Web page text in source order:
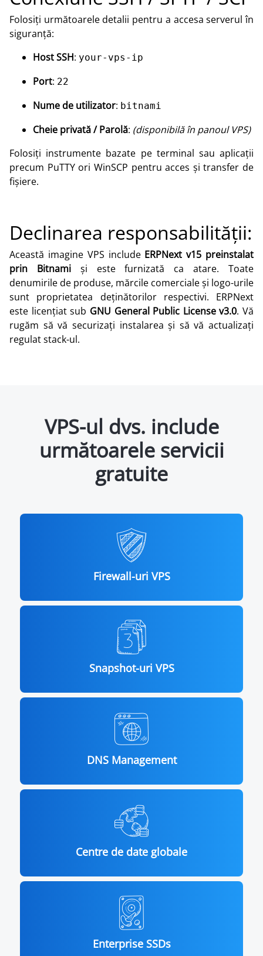
Folosiți următoarele detalii pentru a accesa serverul în
siguranță:
Host SSH: your-vps-ip
Port: 22
Nume de utilizator: bitnami
Cheie privată / Parolă: (disponibilă în panoul VPS)
Folosiți instrumente bazate pe terminal sau aplicații
precum PuTTY ori WinSCP pentru acces și transfer de
fișiere.
Declinarea responsabilității:
Această imagine VPS include ERPNext v15 preinstalat
prin Bitnamiși este furnizată ca atare. Toate
denumirile de produse, mărcile comerciale și logo-urile
sunt proprietatea deținătorilor respectivi. ERPNext
este licențiat sub GNU General Public License v3.0. Vă
rugăm să vă securizați instalarea și să vă actualizați
regulat stack-ul.
VPS-ul dvs. include
următoarele servicii
gratuite
Firewall-uri VPS
Snapshot-uri VPS
DNS Management
Centre de date globale
Enterprise SSDs